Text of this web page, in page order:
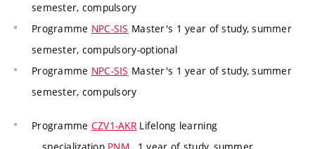
semester, compulsory
Programme NPC-SIS Master's 1 year of study, summer
semester, compulsory-optional
Programme NPC-SIS Master's 1 year of study, summer
semester, compulsory
Programme CZV1-AKR Lifelong learning